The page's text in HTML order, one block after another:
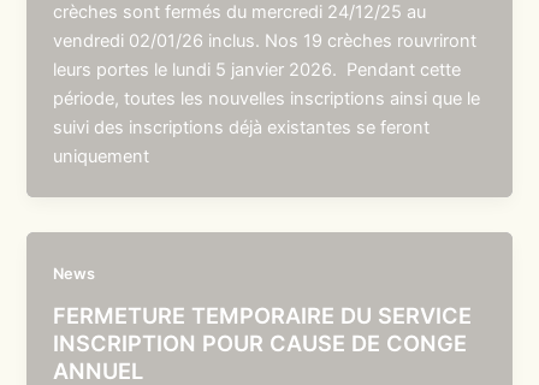
crèches sont fermés du mercredi 24/12/25 au
vendredi 02/01/26 inclus. Nos 19 crèches rouvriront
leurs portes le lundi 5 janvier 2026. Pendant cette
période, toutes les nouvelles inscriptions ainsi que le
suivi des inscriptions déjà existantes se feront
uniquement
News
FERMETURE TEMPORAIRE DU SERVICE
INSCRIPTION POUR CAUSE DE CONGE
ANNUEL